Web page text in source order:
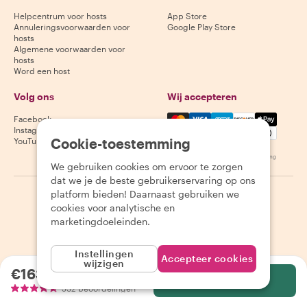
€163.24per persoon
532 beoordelingen
Helpcentrum voor hosts
Annuleringsvoorwaarden voor
hosts
Algemene voorwaarden voor
hosts
Word een host
App Store
Google Play Store
Volg ons
Facebook
Instagram
YouTube
Wij accepteren
Mastercard, Visa, Amex,
Beschikbaarheid varieert per bestemming
2026 Withlocals.com | Privacybeleid | Cookies | Sitemap
Cookie-toestemming
We gebruiken cookies om ervoor te zorgen
dat we je de beste gebruikerservaring op ons
platform bieden! Daarnaast gebruiken we
cookies voor analytische en
marketingdoeleinden.
Instellingen
wijzigen
Accepteer cookies